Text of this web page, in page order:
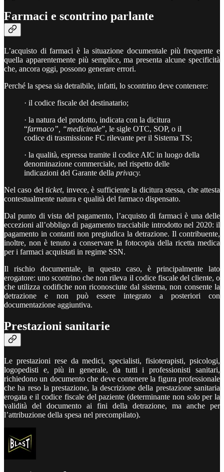
Farmaci e scontrino parlante
L’acquisto di farmaci è la situazione documentale più frequente e
quella apparentemente più semplice, ma presenta alcune specificità
che, ancora oggi, possono generare errori.
Perché la spesa sia detraibile, infatti, lo scontrino deve contenere:
· il codice fiscale del destinatario;
· la natura del prodotto, indicata con la dicitura
“farmaco”, “medicinale”, le sigle OTC, SOP, o il
codice di trasmissione FC rilevante per il Sistema TS;
· la qualità, espressa tramite il codice AIC in luogo della
denominazione commerciale, nel rispetto delle
indicazioni del Garante della privacy.
Nel caso delticket, invece, è sufficiente la dicitura stessa, che attesta
contestualmente natura e qualità del farmaco dispensato.
Dal punto di vista del pagamento, l’acquisto di farmaci è una delle
eccezioni all’obbligo di pagamento tracciabile introdotto nel 2020: il
pagamento in contanti non pregiudica la detrazione. Il contribuente,
inoltre, non è tenuto a conservare la fotocopia della ricetta medica
per i farmaci acquistati in regime SSN.
Il rischio documentale, in questo caso, è principalmente lato
erogatore: uno scontrino che non rileva il codice fiscale del cliente, o
che utilizza codifiche non riconosciute dal sistema, non consente la
detrazione e non può essere integrato a posteriori con
documentazione aggiuntiva.
Prestazioni sanitarie
Le prestazioni rese da medici, specialisti, fisioterapisti, psicologi,
logopedisti e, più in generale, da tutti i professionisti sanitari,
richiedono un documento che deve contenere la figura professionale
che ha reso la prestazione, la descrizione della prestazione sanitaria
erogata e il codice fiscale del paziente (determinante non solo per la
validità del documento ai fini della detrazione, ma anche per
l’attribuzione della spesa nel precompilato).